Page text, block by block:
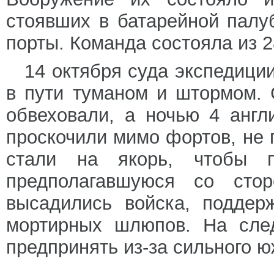
стоявших в батарейной
порты. Команда состояла из
14 октября суда
в пути туманом и штормом.
обвеховали, а ночью 4
проскочили мимо фортов, не
стали на якорь, чтобы
предполагавшуюся со
высадились войска,
мортирных шлюпов. На
предпринять из-за сильного